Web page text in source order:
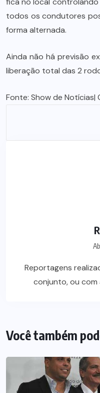
todos os condutores
forma alternada.
Ainda não há previsão
liberação total das 2
Fonte: Show de Notícias|
Reportagens
conjunto, ou com
Você também